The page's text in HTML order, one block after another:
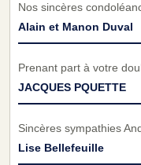
Nos sincères
Alain et Manon Duval
Prenant part à votre
JACQUES PQUETTE
Sincères sympathies
Lise Bellefeuille